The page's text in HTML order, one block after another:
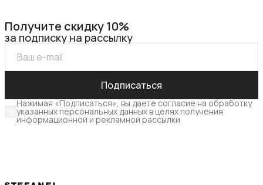
Получите скидку 10%
за подписку на рассылку
Подписаться
Нажимая «Подписаться», вы даете согласие на обработку
указанных персональных данных в целях получения
информационной и рекламной рассылки